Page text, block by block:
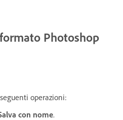
Photoshop
operazioni:
con nome.